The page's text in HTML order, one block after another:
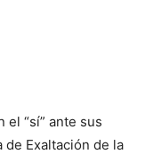
el “sí” ante sus
Exaltación de la